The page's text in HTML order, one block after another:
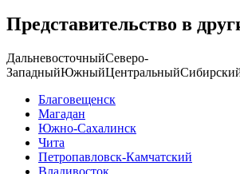
Представительство в
ДальневосточныйСеверо-
ЗападныйЮжныйЦентральный
Благовещенск
Магадан
Южно-Сахалинск
Чита
Петропавловск-Камчатский
Владивосток